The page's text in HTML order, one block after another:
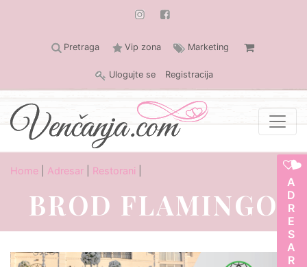
Pretraga Vip zona Marketing
Ulogujte se Registracija
ADRESAR
Home Adresar Restorani
BROD FLAMINGO